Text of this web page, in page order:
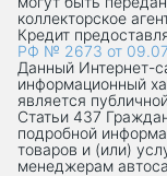
коллекторское
Кредит
РФ № 2673 от
Данный Интернет-
информационный
является
Статьи 437
подробной
товаров и (или)
менеджерам